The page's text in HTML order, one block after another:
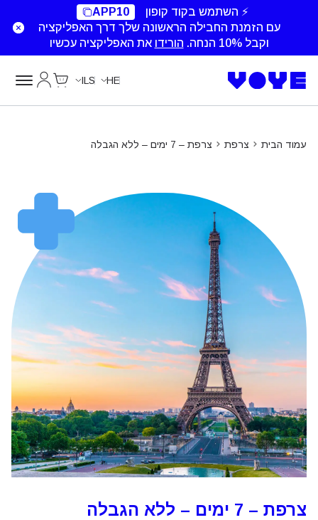
⚡ השתמש בקוד קופון
APP10
עם הזמנת החבילה הראשונה שלך דרך האפליקציה
וקבל 10% הנחה.
הורידו את האפליקציה עכשיו
HE
ILS
עמוד הבית צרפת צרפת – 7 ימים – ללא הגבלה
צרפת – 7 ימים – ללא הגבלה
Unlimited Data